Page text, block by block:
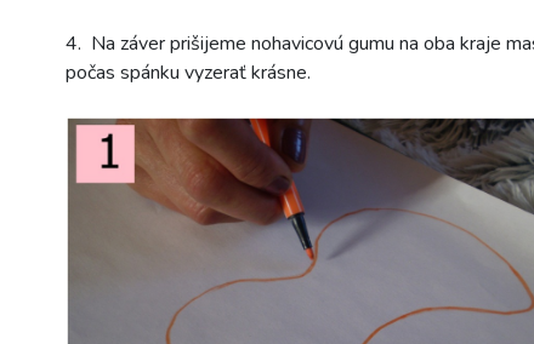
4. Na záver prišijeme nohavicovú gumu na oba kraje
počas spánku vyzerať krásne.